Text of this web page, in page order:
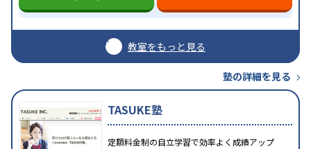
教室をもっと見る
塾の詳細を見る
TASUKE塾
定額料金制の自立学習で効率よく成績アップ